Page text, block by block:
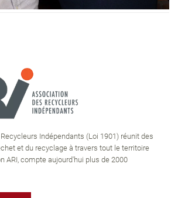
Indépendants (Loi 1901) réunit des
et du recyclage à travers tout le territoire
ARI, compte aujourd'hui plus de 2000